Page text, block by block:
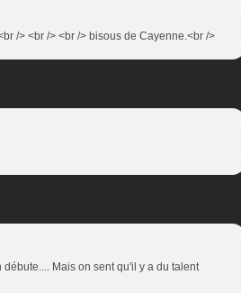
/> <br /> <br /> bisous de Cayenne.<br />
Mais on sent qu'il y a du talent